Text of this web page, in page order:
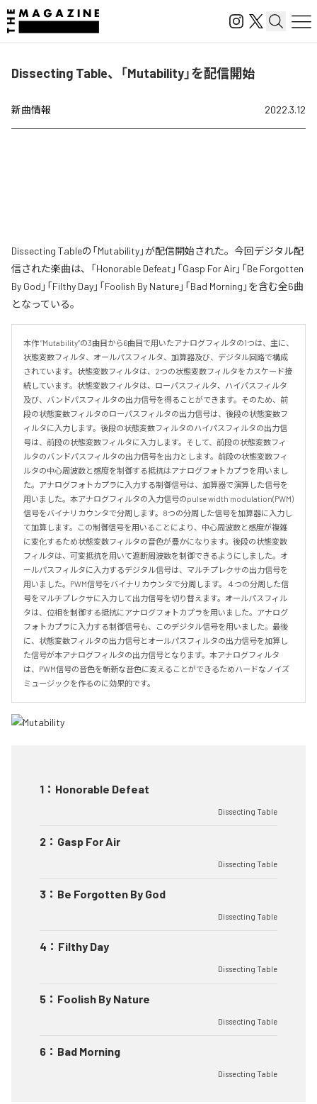
Dissecting Table、「Mutability」を配信開始
新曲情報 2022.3.12
Dissecting Tableの「Mutability」が配信開始された。今回デジタル配
信された楽曲は、「Honorable Defeat」「Gasp For Air」「Be Forgotten
By God」「Filthy Day」「Foolish By Nature」「Bad Morning」を含む全6曲
となっている。
本作 ”Mutability”の3曲目から6曲目で用いたアナログフィルタの1つは、主に、
状態変数フィルタ、オールパスフィルタ、加算器及び、デジタル回路で構成
されています。状態変数フィルタは、2つの状態変数フィルタをカスケード接
続しています。状態変数フィルタは、ローパスフィルタ、ハイパスフィルタ
及び、バンドパスフィルタの出力信号を得ることができます。そのため、前
段の状態変数フィルタのローパスフィルタの出力信号は、後段の状態変数フ
ィルタに入力します。後段の状態変数フィルタのハイパスフィルタの出力信
号は、前段の状態変数フィルタに入力します。そして、前段の状態変数フィ
ルタのバンドパスフィルタの出力信号を出力とします。前段の状態変数フィ
ルタの中心周波数と感度を制御する抵抗はアナログフォトカプラを用いまし
た。アナログフォトカプラに入力する制御信号は、加算器で演算した信号を
用いました。本アナログフィルタの入力信号のpulse width modulation(PWM)
信号をバイナリカウンタで分周します。8つの分周した信号を加算器に入力し
て加算します。この制御信号を用いることにより、中心周波数と感度が複雑
に変化するため状態変数フィルタの音色が豊かになります。後段の状態変数
フィルタは、可変抵抗を用いて遮断周波数を制御できるようにしました。オ
ールパスフィルタに入力するデジタル信号は、マルチプレクサの出力信号を
用いました。PWM信号をバイナリカウンタで分周します。４つの分周した信
号をマルチプレクサに入力して出力信号を切り替えます。オールパスフィル
タは、位相を制御する抵抗にアナログフォトカプラを用いました。アナログ
フォトカプラに入力する制御信号も、このデジタル信号を用いました。最後
に、状態変数フィルタの出力信号とオールパスフィルタの出力信号を加算し
た信号が本アナログフィルタの出力信号となります。本アナログフィルタ
は、PWM信号の音色を斬新な音色に変えることができるためハードなノイズ
ミュージックを作るのに効果的です。
1 ： Honorable Defeat
Dissecting Table
2 ： Gasp For Air
Dissecting Table
3 ： Be Forgotten By God
Dissecting Table
4 ： Filthy Day
Dissecting Table
5 ： Foolish By Nature
Dissecting Table
6 ： Bad Morning
Dissecting Table